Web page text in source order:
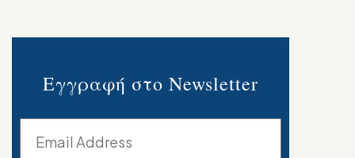
Εγγραφή στο Newsletter